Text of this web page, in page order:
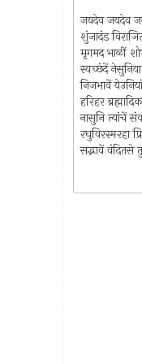
जयदेव जयदेव
शुंजादंड
मृगमद भाळीं
स्वच्छंदें
निजभावें
हरिहर
नासुनि त्यांचें
रघुविरस्मरहा
सद्भावें वंदितसे